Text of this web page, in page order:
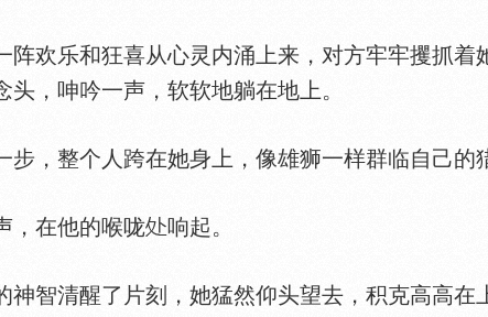
欢乐和狂喜从心灵内涌上来，对方牢牢攫抓着
头，呻吟一声，软软地躺在地上。
，整个人跨在她身上，像雄狮一样群临自己的
在他的喉咙 响起。
智清醒了片刻，她猛然仰头望去，积克高高在